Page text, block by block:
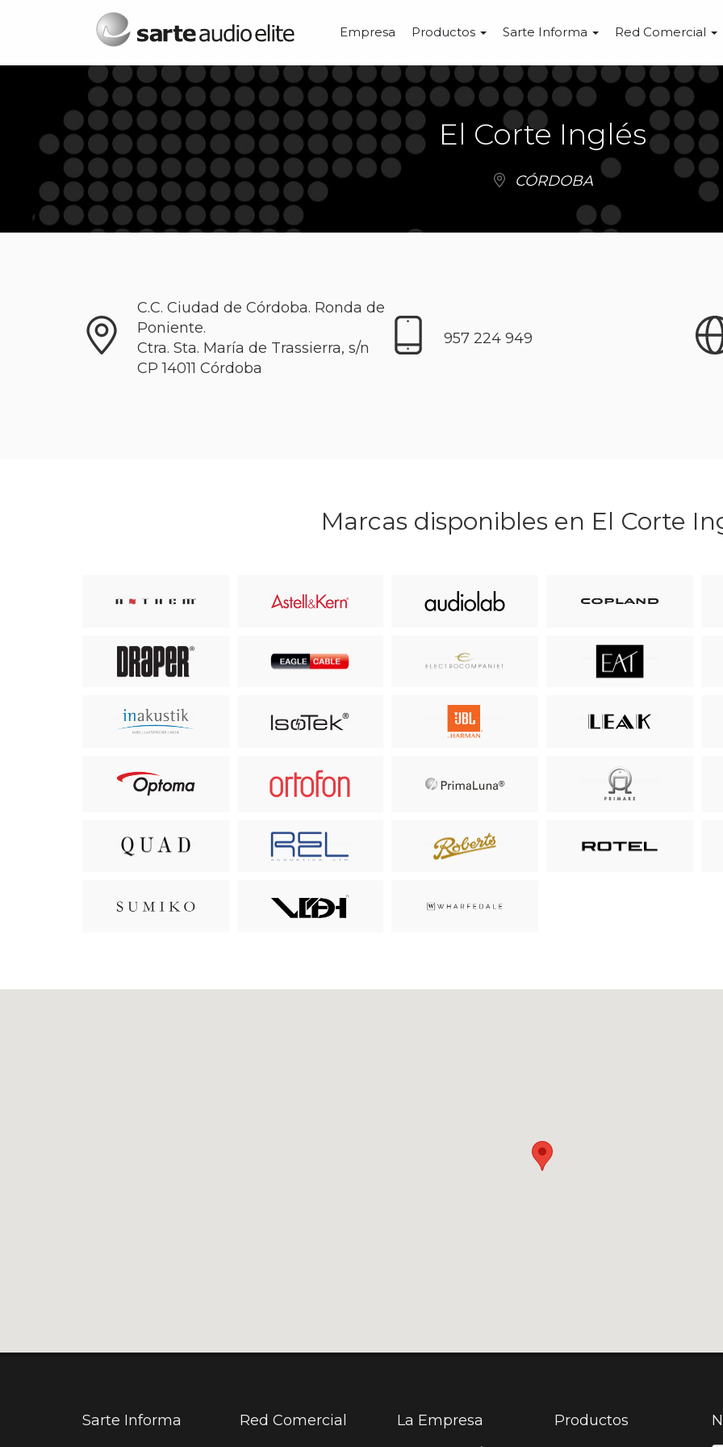
Menú principal
Empresa Productos Sarte Informa Red Comercial
El Corte Inglés
CÓRDOBA
C.C. Ciudad de Córdoba. Ronda de
Poniente.
Ctra. Sta. María de Trassierra, s/n
CP 14011 Córdoba
957 224 949
Marcas disponibles en El Corte
Sarte Informa Red Comercial La Empresa Productos